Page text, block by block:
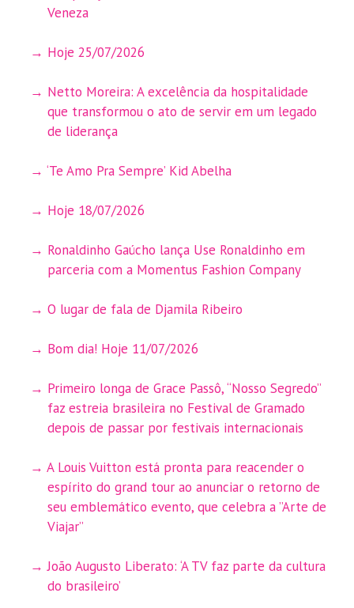
Veneza
Hoje 25/07/2026
Netto Moreira: A excelência da hospitalidade
que transformou o ato de servir em um legado
de liderança
‘Te Amo Pra Sempre’ Kid Abelha
Hoje 18/07/2026
Ronaldinho Gaúcho lança Use Ronaldinho em
parceria com a Momentus Fashion Company
O lugar de fala de Djamila Ribeiro
Bom dia! Hoje 11/07/2026
Primeiro longa de Grace Passô, “Nosso Segredo”
faz estreia brasileira no Festival de Gramado
depois de passar por festivais internacionais
A Louis Vuitton está pronta para reacender o
espírito do grand tour ao anunciar o retorno de
seu emblemático evento, que celebra a ”Arte de
Viajar”
João Augusto Liberato: ‘A TV faz parte da cultura
do brasileiro’